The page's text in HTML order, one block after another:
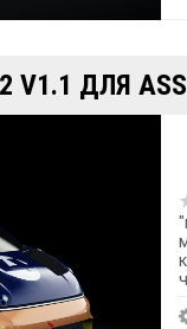
V1.1 ДЛЯ